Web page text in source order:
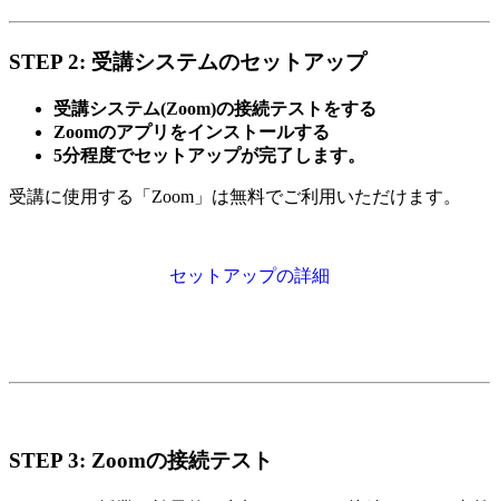
STEP 2: 受講システムのセットアップ
受講システム(Zoom)の接続テストをする
Zoomのアプリをインストールする
5分程度でセットアップが完了します。
受講に使用する「Zoom」は無料でご利用いただけます。
セットアップの詳細
STEP 3: Zoomの接続テスト